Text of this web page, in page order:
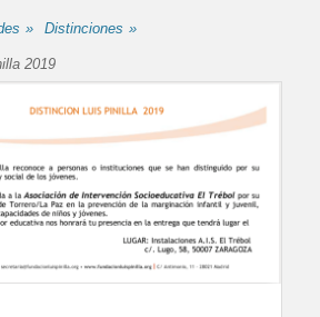
» Distinciones »
2019